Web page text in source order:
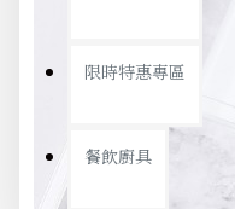
限時特惠專區
餐飲廚具